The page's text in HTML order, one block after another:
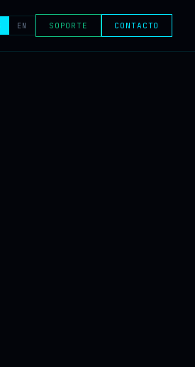
EN SOPORTE CONTACTO